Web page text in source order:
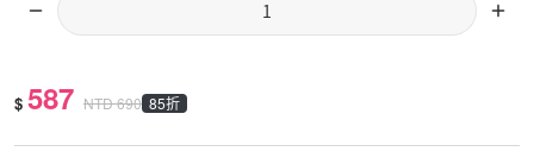
$ 587 NTD690 85折